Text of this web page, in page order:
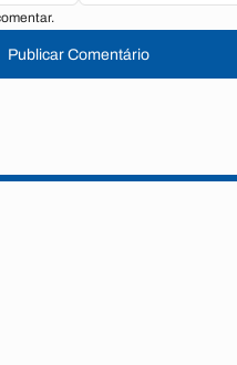
Publicar Comentário